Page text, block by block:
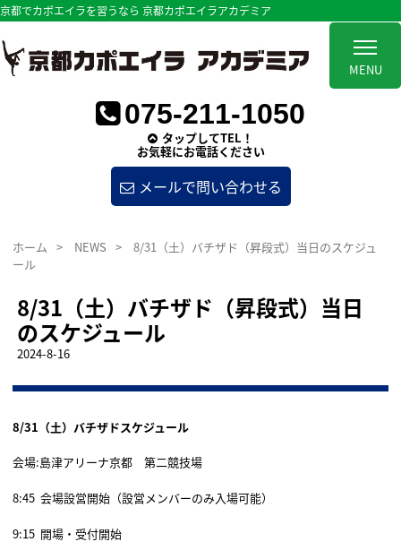
MENU
京都でカポエイラを習うなら 京都カポエイラアカデミア
075-211-1050
タップしてTEL！
お気軽にお電話ください
メールで問い合わせる
ホーム > NEWS >
8/31（土）バチザド（昇段式）当日のスケジュ
ール
8/31（土）バチザド（昇段式）当日
のスケジュール
2024-8-16
8/31（土）バチザドスケジュール
会場:島津アリーナ京都 第二競技場
8:45 会場設営開始（設営メンバーのみ入場可能）
9:15 開場・受付開始